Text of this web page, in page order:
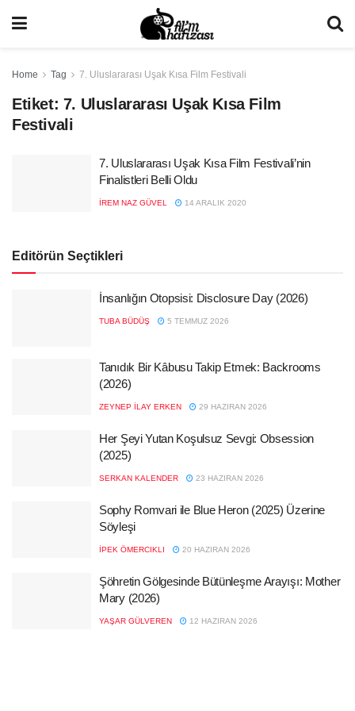
Home Tag 7. Uluslararası Uşak Kısa Film Festivali
Etiket: 7. Uluslararası Uşak Kısa Film
Festivali
7. Uluslararası Uşak Kısa Film Festivali’nin
Finalistleri Belli Oldu
İREM NAZ GÜVEL 14 ARALIK 2020
Editörün Seçtikleri
İnsanlığın Otopsisi: Disclosure Day (2026)
TUBA BÜDÜŞ 5 TEMMUZ 2026
Tanıdık Bir Kâbusu Takip Etmek: Backrooms
(2026)
ZEYNEP İLAY ERKEN 29 HAZIRAN 2026
Her Şeyi Yutan Koşulsuz Sevgi: Obsession
(2025)
SERKAN KALENDER 23 HAZIRAN 2026
Sophy Romvari ile Blue Heron (2025) Üzerine
Söyleşi
İPEK ÖMERCIKLI 20 HAZIRAN 2026
Şöhretin Gölgesinde Bütünleşme Arayışı: Mother
Mary (2026)
YAŞAR GÜLVEREN 12 HAZIRAN 2026